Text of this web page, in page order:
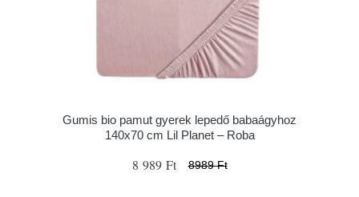
Gumis bio pamut gyerek lepedő babaágyhoz
140x70 cm Lil Planet – Roba
8 989 Ft 8989 Ft